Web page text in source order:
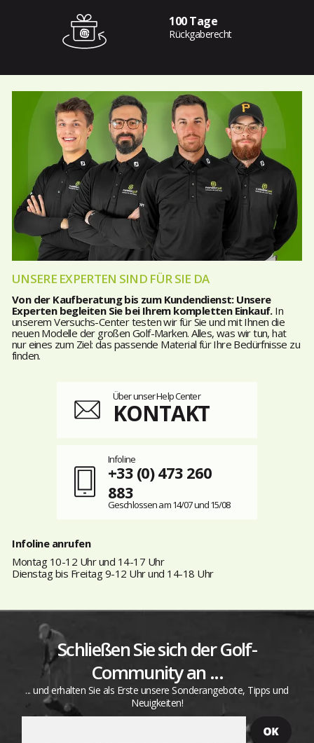
100 Tage
Rückgaberecht
UNSERE EXPERTEN SIND FÜR SIE DA
Von der Kaufberatung bis zum Kundendienst: Unsere
Experten begleiten Sie bei Ihrem kompletten Einkauf.In
unserem Versuchs-Center testen wir für Sie und mit Ihnen die
neuen Modelle der großen Golf-Marken. Alles, was wir tun, hat
nur eines zum Ziel: das passende Material für Ihre Bedürfnisse zu
finden.
Über unser Help Center
KONTAKT
Infoline
+33 (0) 473 260
883
Geschlossen am 14/07 und 15/08
Infoline anrufen
Montag 10-12 Uhr und 14-17 Uhr
Dienstag bis Freitag 9-12 Uhr und 14-18 Uhr
Schließen Sie sich der Golf-
Community an ...
... und erhalten Sie als Erste unsere Sonderangebote, Tipps und
Neuigkeiten!